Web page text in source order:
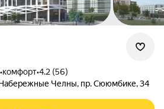
•комфорт•4.2 (56)
Набережные Челны, пр. Сююмбике, 34